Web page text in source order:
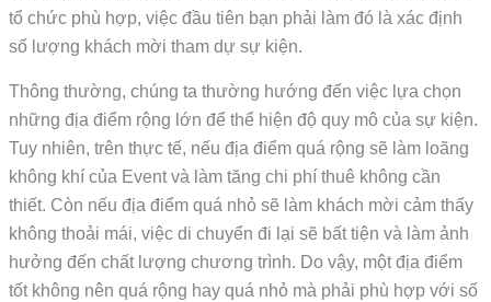
tổ chức phù hợp, việc đầu tiên bạn phải làm đó là xác định
số lượng khách mời tham dự sự kiện.
Thông thường, chúng ta thường hướng đến việc lựa chọn
những địa điểm rộng lớn để thể hiện độ quy mô của sự kiện.
Tuy nhiên, trên thực tế, nếu địa điểm quá rộng sẽ làm loãng
không khí của Event và làm tăng chi phí thuê không cần
thiết. Còn nếu địa điểm quá nhỏ sẽ làm khách mời cảm thấy
không thoải mái, việc di chuyển đi lại sẽ bất tiện và làm ảnh
hưởng đến chất lượng chương trình. Do vậy, một địa điểm
tốt không nên quá rộng hay quá nhỏ mà phải phù hợp với số